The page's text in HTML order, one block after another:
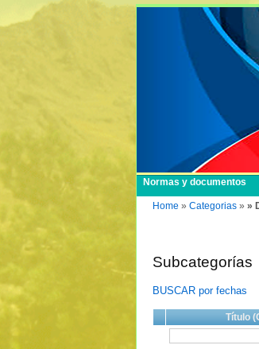
Normas y documentos
Home » Categorias » »
Subcategorías
BUSCAR por fechas
Título